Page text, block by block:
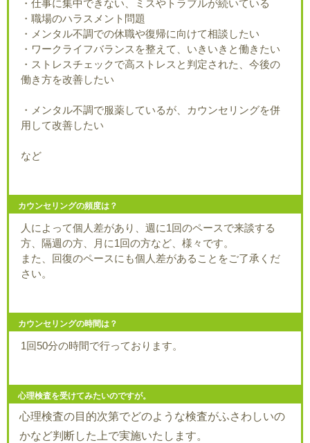
・仕事に集中できない、ミスやトラブルが続いている
・職場のハラスメント問題
・メンタル不調での休職や復帰に向けて相談したい
・ワークライフバランスを整えて、いきいきと働きたい
・ストレスチェックで高ストレスと判定された、今後の
働き方を改善したい
・メンタル不調で服薬しているが、カウンセリングを併
用して改善したい
など
カウンセリングの頻度は？
人によって個人差があり、週に1回のペースで来談する
方、隔週の方、月に1回の方など、様々です。
また、回復のペースにも個人差があることをご了承くだ
さい。
カウンセリングの時間は？
1回50分の時間で行っております。
心理検査を受けてみたいのですが。
心理検査の目的次第でどのような検査がふさわしいの
かなど判断した上で実施いたします。